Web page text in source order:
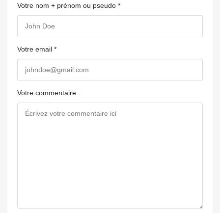
Votre nom + prénom ou pseudo *
Votre email *
Votre commentaire :